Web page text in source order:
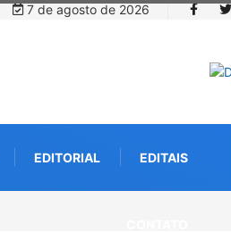
7 de agosto de 2026
EDITORIAL EDITAIS